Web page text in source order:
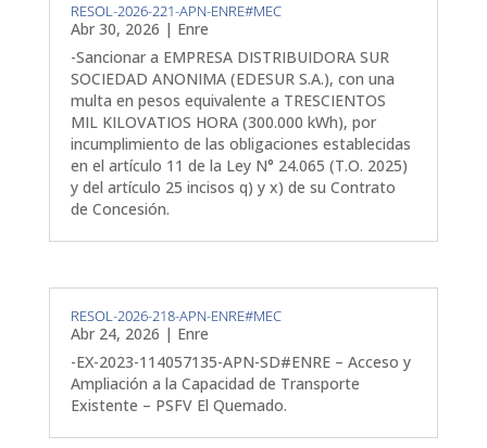
RESOL-2026-221-APN-ENRE#MEC
Abr 30, 2026 | Enre
-Sancionar a EMPRESA DISTRIBUIDORA SUR
SOCIEDAD ANONIMA (EDESUR S.A.), con una
multa en pesos equivalente a TRESCIENTOS
MIL KILOVATIOS HORA (300.000 kWh), por
incumplimiento de las obligaciones establecidas
en el artículo 11 de la Ley N° 24.065 (T.O. 2025)
y del artículo 25 incisos q) y x) de su Contrato
de Concesión.
RESOL-2026-218-APN-ENRE#MEC
Abr 24, 2026 | Enre
-EX-2023-114057135-APN-SD#ENRE – Acceso y
Ampliación a la Capacidad de Transporte
Existente – PSFV El Quemado.